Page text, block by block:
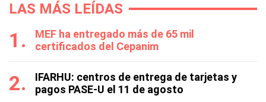
LAS MÁS LEÍDAS
MEF ha entregado más de 65 mil
certificados del Cepanim
IFARHU: centros de entrega de tarjetas y
pagos PASE-U el 11 de agosto